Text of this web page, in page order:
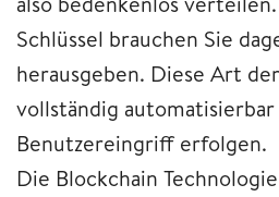
Schlüssel brauchen Sie
herausgeben. Diese Art
vollständig automatisierbar
Benutzereingriff erfolgen.
Die Blockchain